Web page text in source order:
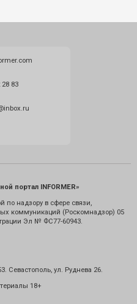
28 83
портал INFORMER»
по надзору в сфере связи,
коммуникаций (Роскомнадзор) 05
Эл № ФС77-60943.
Севастополь, ул. Руднева 26.
18+